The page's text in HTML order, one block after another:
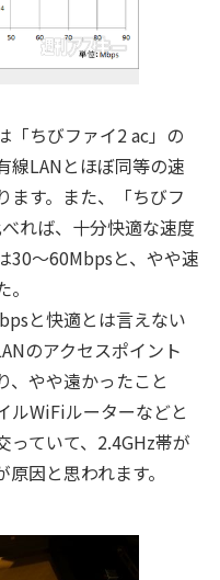
「ちびファイ2 ac」の
線LANとほぼ同等の速
ます。また、「ちびフ
れば、十分快適な速度
30～60Mbpsと、やや速
と快適とは言えない
のアクセスポイント
、やや遠かったこと
ルWiFiルーターなどと
っていて、2.4GHz帯が
因と思われます。